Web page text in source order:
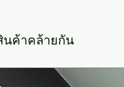
นค้าคล้ายกัน